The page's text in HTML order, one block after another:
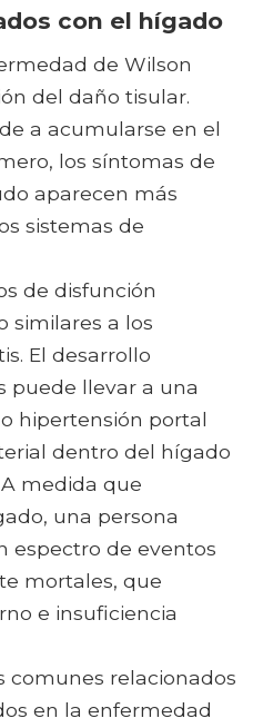
con el hígado
de Wilson
del daño tisular.
a acumularse en el
los síntomas de
aparecen más
sistemas de
de disfunción
similares a los
El desarrollo
puede llevar a una
hipertensión portal
dentro del hígado
medida que
una persona
espectro de eventos
mortales, que
e insuficiencia
comunes relacionados
en la enfermedad